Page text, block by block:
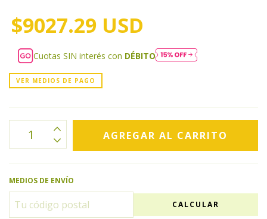
$9027.29 USD
Cuotas SIN interés con DÉBITO
VER MEDIOS DE PAGO
MEDIOS DE ENVÍO
CALCULAR